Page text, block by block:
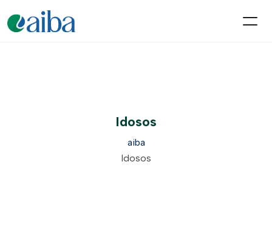
Idosos
aiba
Idosos